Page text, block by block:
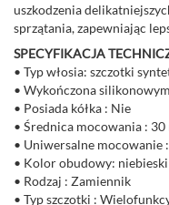
uszkodzenia
sprzątania, zapewniając
SPECYFIKACJA
• Typ włosia: szczotki
• Wykończona
• Posiada kółka : Nie
• Średnica mocowania :
• Uniwersalne mocowanie :
• Kolor obudowy: niebieski
• Rodzaj : Zamiennik
• Typ szczotki :